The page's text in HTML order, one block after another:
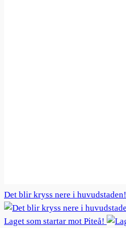
Det blir kryss nere i huvudstaden!
Laget som startar mot Piteå!